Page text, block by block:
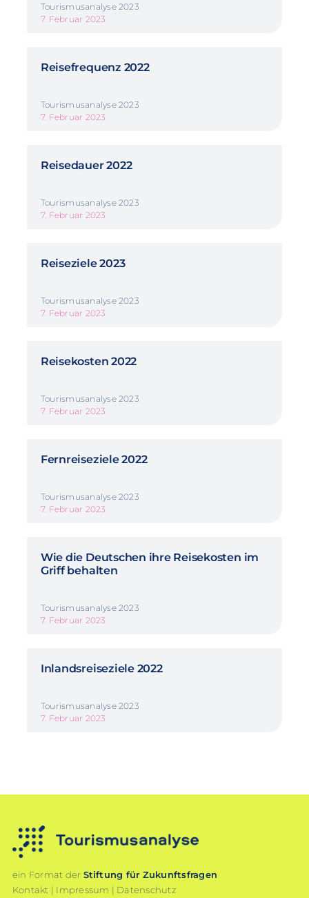
Tourismusanalyse 2023
7. Februar 2023
Reisefrequenz 2022
Tourismusanalyse 2023
7. Februar 2023
Reisedauer 2022
Tourismusanalyse 2023
7. Februar 2023
Reiseziele 2023
Tourismusanalyse 2023
7. Februar 2023
Reisekosten 2022
Tourismusanalyse 2023
7. Februar 2023
Fernreiseziele 2022
Tourismusanalyse 2023
7. Februar 2023
Wie die Deutschen ihre Reisekosten im
Griff behalten
Tourismusanalyse 2023
7. Februar 2023
Inlandsreiseziele 2022
Tourismusanalyse 2023
7. Februar 2023
ein Format der Stiftung für Zukunftsfragen
Kontakt | Impressum | Datenschutz